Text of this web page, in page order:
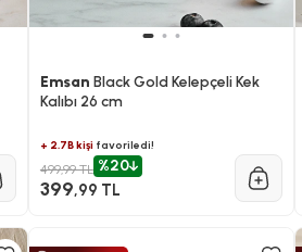
Emsan Black Gold Kelepçeli Kek
Kalıbı 26 cm
+ 2.7B kişifavoriledi!
499,99 TL %20
399,99 TL